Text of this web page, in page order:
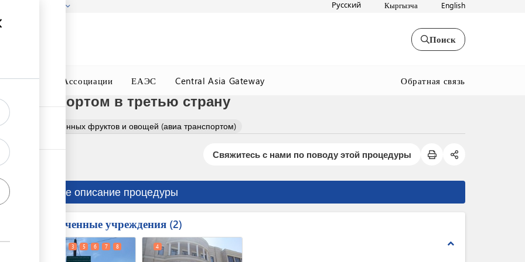
Русский Кыргызча English
Поиск
Окна Ассоциации ЕАЭС Central Asia Gateway Обратная связь
транспортом в третью страну
сушенных фруктов и овощей (авиа транспортом)
Свяжитесь с нами по поводу этой процедуры
Краткое описание процедуры
Вовлеченные учреждения 2
expand_less
3 5 6 7
8
4